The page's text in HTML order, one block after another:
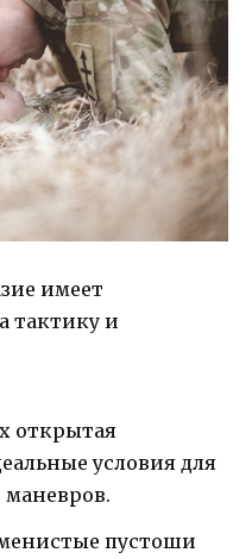
имеет
тактику и
открытая
условия для
пустоши